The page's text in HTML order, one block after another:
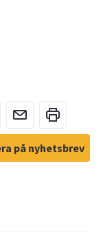
på nyhetsbrev